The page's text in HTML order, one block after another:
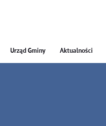
Urząd Gminy Aktualności